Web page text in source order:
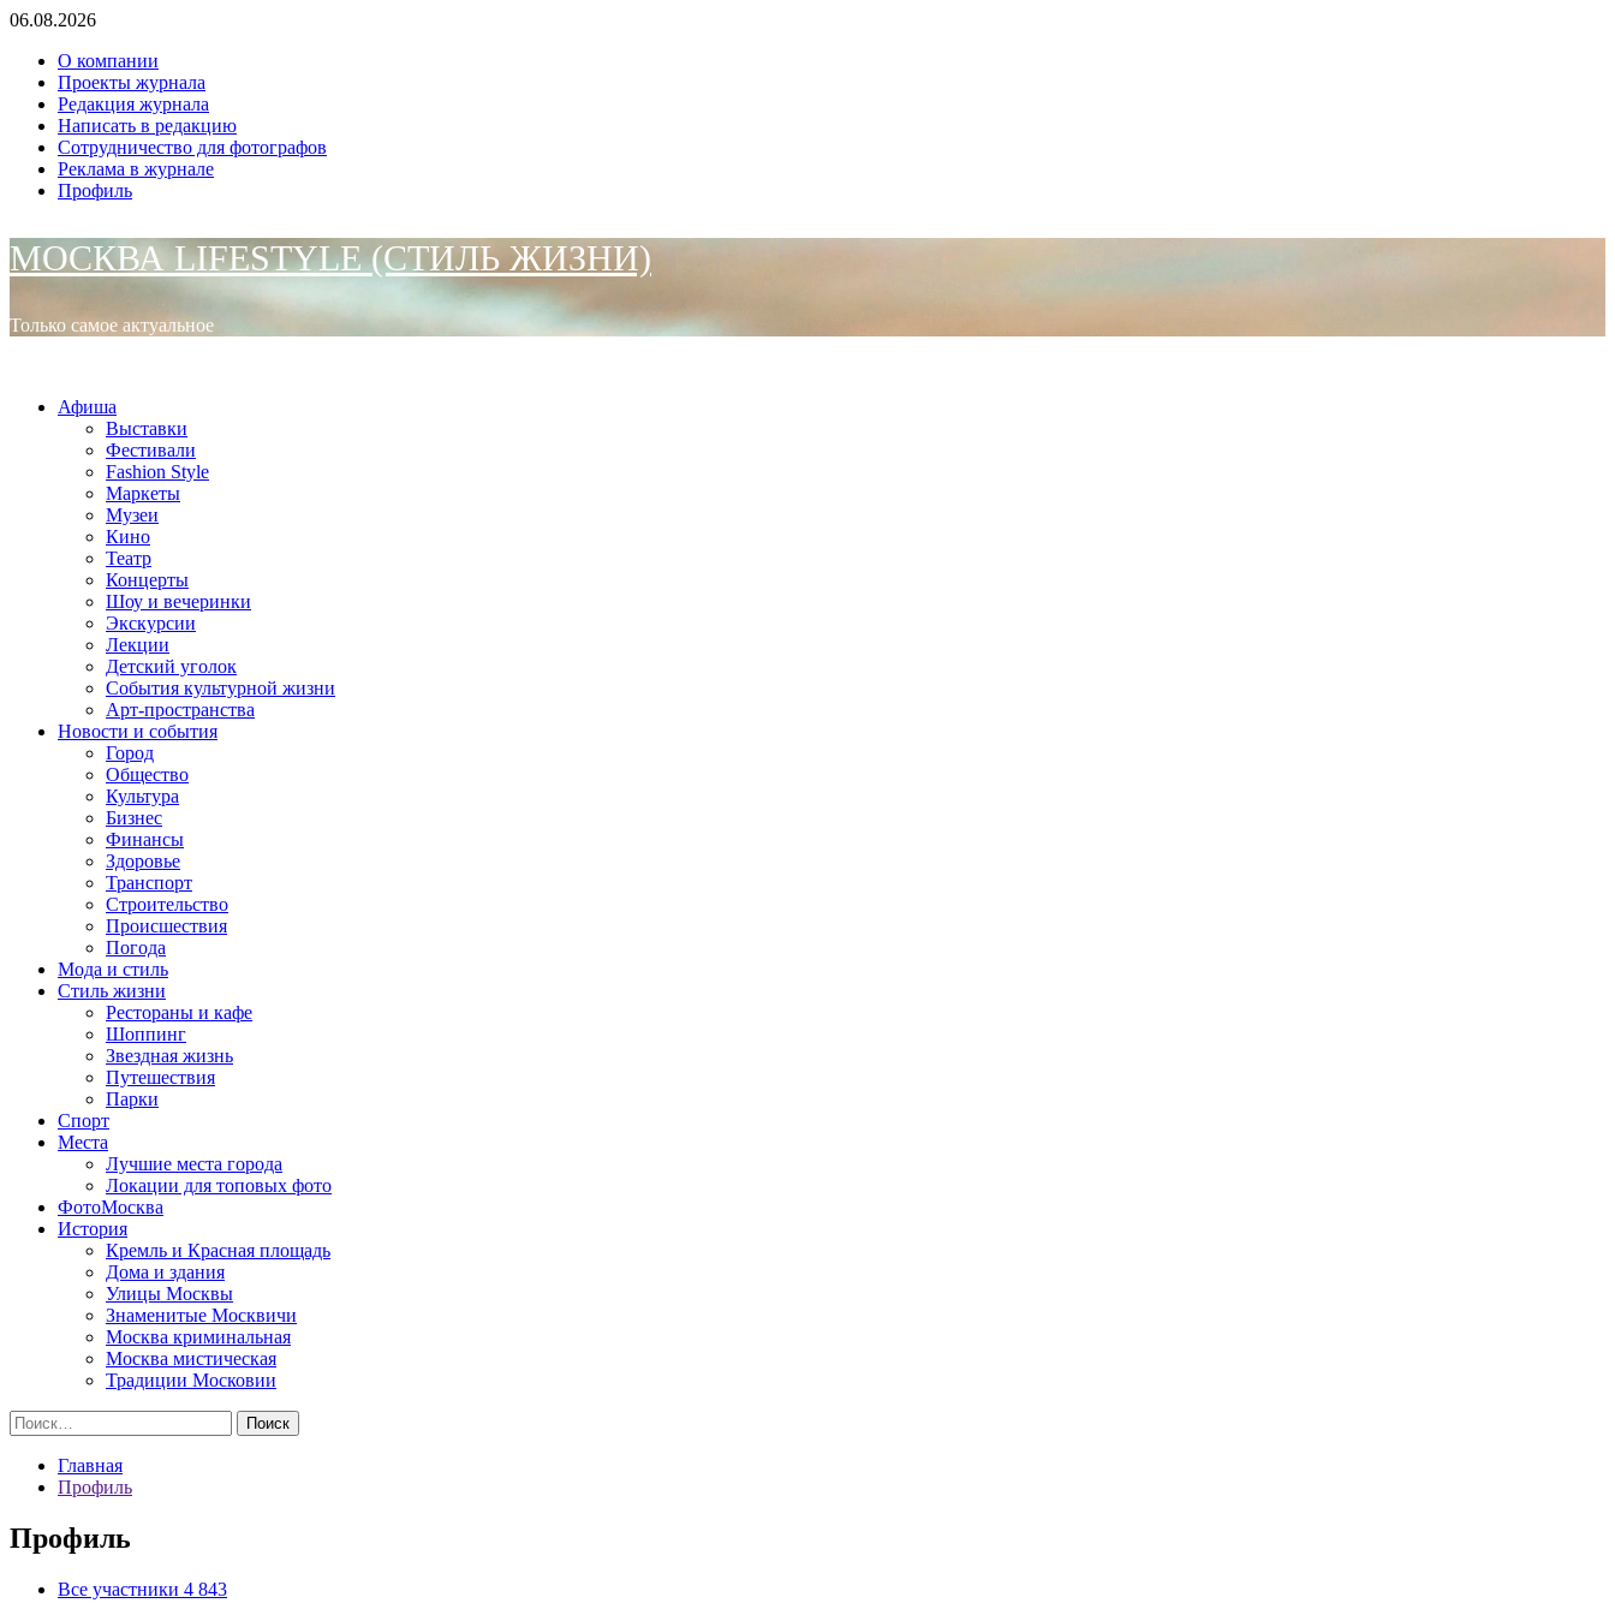
Перейти
содержимому
06.08.2026
О компании
Проекты журнала
Редакция журнала
Написать в редакцию
Сотрудничество для фотографов
Реклама в журнале
Профиль
МОСКВА LIFESTYLE (СТИЛЬ ЖИЗНИ)
Только самое актуальное
Афиша
Выставки
Фестивали
Fashion Style
Маркеты
Музеи
Кино
Театр
Концерты
Шоу и вечеринки
Экскурсии
Лекции
Детский уголок
События культурной жизни
Арт-пространства
Новости и события
Город
Общество
Культура
Бизнес
Финансы
Здоровье
Транспорт
Строительство
Происшествия
Погода
Мода и стиль
Стиль жизни
Рестораны и кафе
Шоппинг
Звездная жизнь
Путешествия
Парки
Спорт
Места
Лучшие места города
Локации для топовых фото
ФотоМосква
История
Кремль и Красная площадь
Дома и здания
Улицы Москвы
Знаменитые Москвичи
Москва криминальная
Москва мистическая
Традиции Московии
Найти:
Главная
Профиль
Профиль
Все участники 4 843